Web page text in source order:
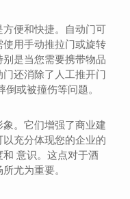
便和快捷。自动门可
使用手动推拉门或旋转
是当您需要携带物品
还消除了人工推开门
或被撞伤等问题。
。它们增强了商业建
充分体现您的企业的
意识。这点对于酒
尤为重要。